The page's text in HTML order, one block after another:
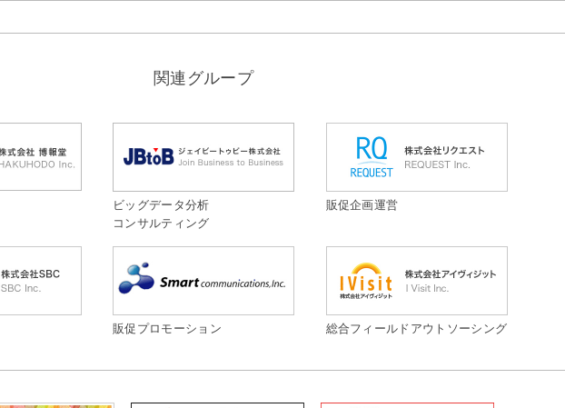
関連グループ
ビッグデータ分析
コンサルティング
販促企画運営
販促プロモーション 総合フィールドアウトソーシング